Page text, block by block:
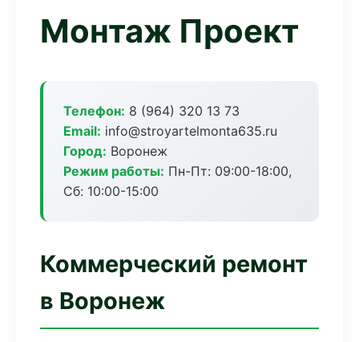
Монтаж Проект
Телефон: 8 (964) 320 13 73
Email: info@stroyartelmonta635.ru
Город: Воронеж
Режим работы: Пн-Пт: 09:00-18:00,
Сб: 10:00-15:00
Коммерческий ремонт
в Воронеж